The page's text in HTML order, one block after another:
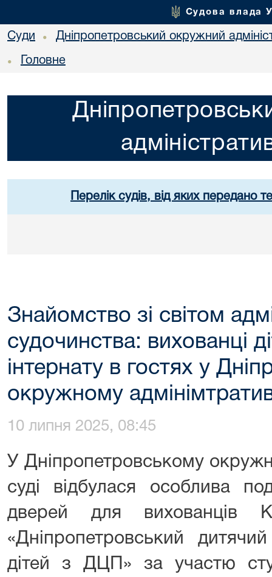
Судова влада
Суди • Дніпропетровський окружний
• Головне
Перелік судів, від яких передано
Знайомство зі світом
судочинства: вихованці
інтернату в гостях у
окружному
10 липня 2025, 08:45
У Дніпропетровському
суді відбулася особлива
дверей для вихованців
«Дніпропетровський
дітей з ДЦП» за участю